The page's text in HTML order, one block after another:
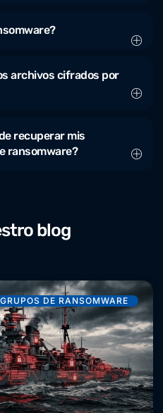
archivos cifrados por
recuperar mis
ransomware?
blog
GRUPOS DE RANSOMWARE